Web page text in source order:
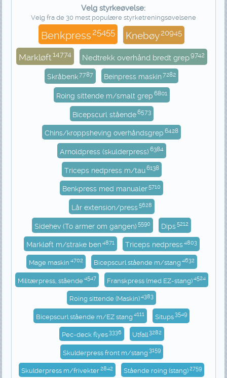
Velg styrkeøvelse:
Velg fra de 30 mest populære styrketreningsøvelsene
Benkpress 25455 Knebøy20945
Markløft14774 Nedtrekk overhånd bredt grep9742
Skråbenk7787 Beinpress maskin 7282
Roing sittende m/smalt grep 6801
Bicepscurl stående6573
Chins/kroppsheving overhåndsgrep 6428
Arnoldpress (skulderpress) 6384
Triceps nedpress m/tau6138
Benkpress med manualer5710
Lår extension/press5628
Sidehev (To armer om gangen) 5590 Dips5212
Markløft m/strake ben4871 Triceps nedpress4803
Mage maskin 4702 Bicepscurl stående m/stang 4632
Militærpress, stående4547 Franskpress (med EZ-stang)4524
Roing sittende (Maskin)4383
Bicepscurl stående m/EZ stang 4111 Situps3549
Pec-deck flyes3336 Utfall3282
Skulderpress front m/stang 3159
Skulderpress m/frivekter2842 Stående roing (stang)2759